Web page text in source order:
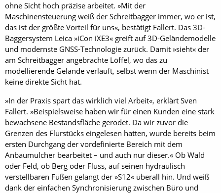
ohne Sicht hoch präzise arbeitet. »Mit der
Maschinensteuerung weiß der Schreitbagger immer, wo er ist,
das ist der größte Vorteil für uns«, bestätigt Fallert. Das 3D-
Baggersystem Leica »iCon iXE3« greift auf 3D-Geländemodelle
und modernste GNSS-Technologie zurück. Damit »sieht« der
am Schreitbagger angebrachte Löffel, wo das zu
modellierende Gelände verläuft, selbst wenn der Maschinist
keine direkte Sicht hat.
»In der Praxis spart das wirklich viel Arbeit«, erklärt Sven
Fallert. »Beispielsweise haben wir für einen Kunden eine stark
bewachsene Bestandsfläche gerodet. Da wir zuvor die
Grenzen des Flurstücks eingelesen hatten, wurde bereits beim
ersten Durchgang der vordefinierte Bereich mit dem
Anbaumulcher bearbeitet – und auch nur dieser.« Ob Wald
oder Feld, ob Berg oder Fluss, auf seinen hydraulisch
verstellbaren Füßen gelangt der »S12« überall hin. Und weiß
dank der einfachen Synchronisierung zwischen Büro und